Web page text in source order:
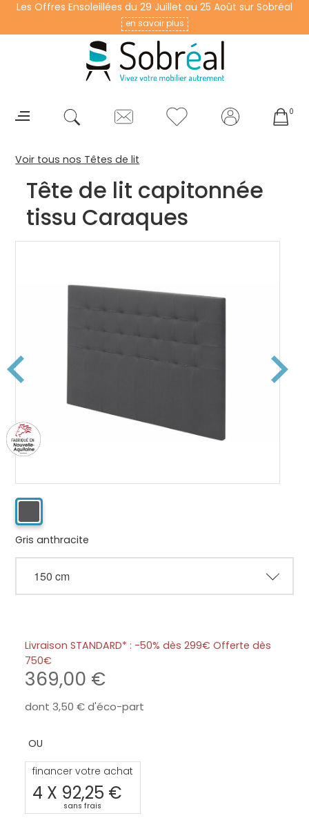
Les Offres Ensoleillées du 29 Juillet au 25 Août sur Sobréal
en savoir plus
0
Voir tous nos Têtes de lit
Tête de lit capitonnée
tissu Caraques
Gris anthracite
Livraison STANDARD* : -50% dès 299€ Offerte dès
750
369,00
dont 3,50d'éco-part
financer votre achat
4 X 92,25
sans frais